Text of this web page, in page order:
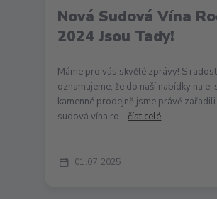
01 07 2025
Nová Sudová Vína
2024 Jsou Tady!
Máme pro vás skvělé zprávy! S
oznamujeme, že do naší nabídky na
kamenné prodejně jsme právě
sudová vína ro...číst celé